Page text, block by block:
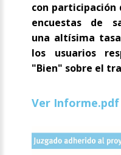
con participación
encuestas de
una altísima
los usuarios
"Bien" sobre el
Ver Informe.pdf